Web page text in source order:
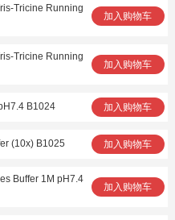
Tricine Running
加入购物车
Tricine Running
加入购物车
B1024 加入购物车
(10x) B1025 加入购物车
Buffer 1M pH7.4
加入购物车